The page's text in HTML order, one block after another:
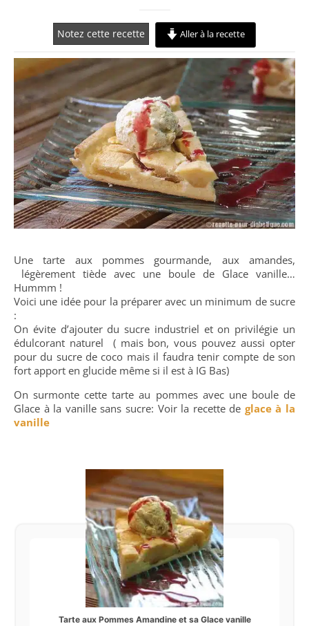
Notez cette recette Aller à la recette
Une tarte aux pommes gourmande, aux amandes,
légèrement tiède avec une boule de Glace vanille…
Hummm !
Voici une idée pour la préparer avec un minimum de sucre
:
On évite d’ajouter du sucre industriel et on privilégie un
édulcorant naturel ( mais bon, vous pouvez aussi opter
pour du sucre de coco mais il faudra tenir compte de son
fort apport en glucide même si il est à IG Bas)
On surmonte cette tarte au pommes avec une boule de
Glace à la vanille sans sucre: Voir la recette de glace à la
vanille
Tarte aux Pommes Amandine et sa Glace vanille